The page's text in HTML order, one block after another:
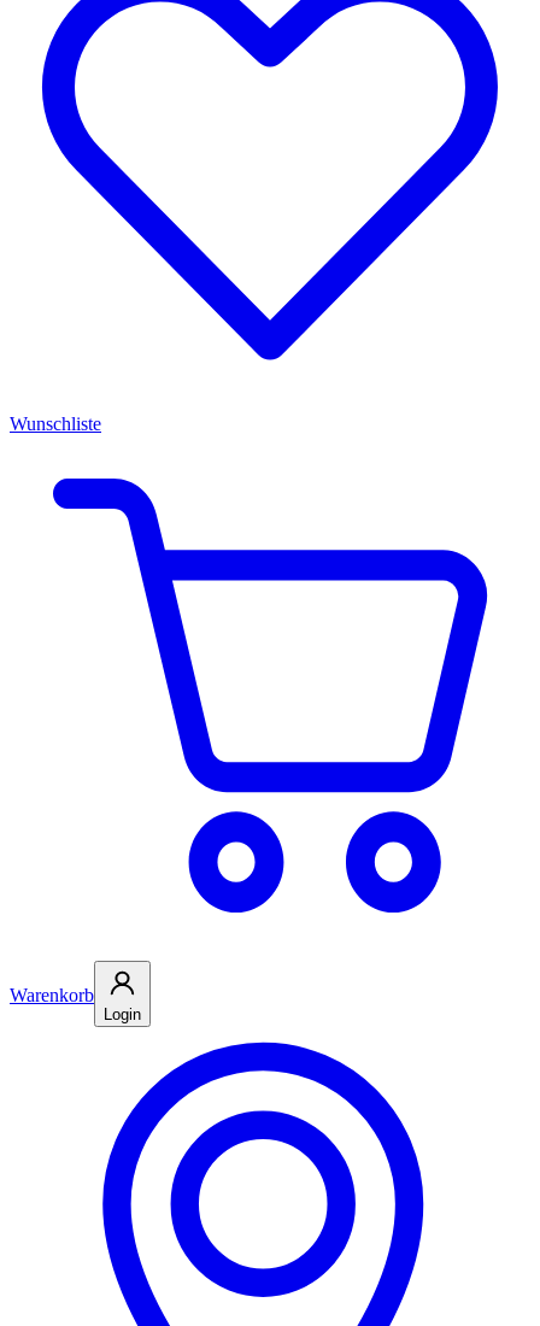
Wunschliste
Warenkorb
Login